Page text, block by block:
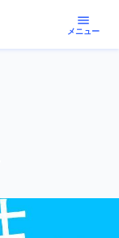
menu
メニュー